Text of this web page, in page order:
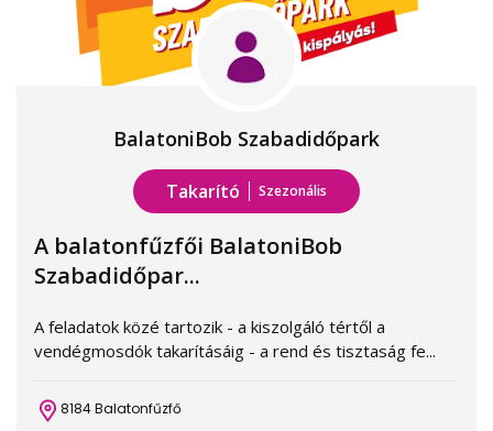
BalatoniBob Szabadidőpark
Takarító Szezonális
A balatonfűzfői BalatoniBob
Szabadidőpar...
A feladatok közé tartozik - a kiszolgáló tértől a
vendégmosdók takarításáig - a rend és tisztaság fe...
8184 Balatonfűzfő